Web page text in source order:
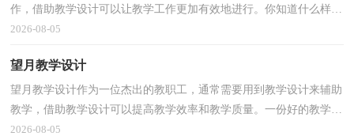
作，借助教学设计可以让教学工作更加有效地进行。你知道什么样的
教学设计才能切实有效地帮助到我们吗？以下是小编为...
2026-08-05
望月教学设计
望月教学设计作为一位杰出的教职工，通常需要用到教学设计来辅助
教学，借助教学设计可以提高教学效率和教学质量。一份好的教学设
计是什么样子的呢？下面是小编整理的望月教学设计...
2026-08-05